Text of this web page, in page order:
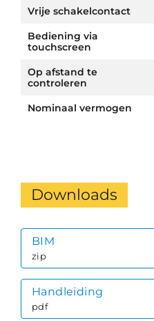
Vrije schakelcontact
Bediening via
touchscreen
Op afstand te
controleren
Nominaal vermogen
Downloads
BIM
zip
Handleiding
pdf